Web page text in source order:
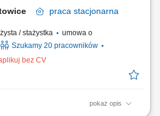
praca stacjonarna
/ stażystka
umowa o
Szukamy 20 pracowników
bez CV
pokaż opis